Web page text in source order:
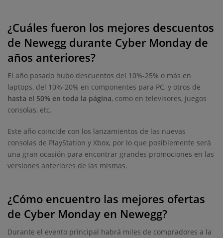
¿Cuáles fueron los mejores descuentos
de Newegg durante Cyber Monday de
años anteriores?
El año pasado hubo descuentos del 10%-25% o más en
laptops, del 10%-20% en componentes para PC, y otros de
hasta el 50% en toda la página, como en televisores, juegos
consolas, etc.
Este año coincide con los lanzamientos de las nuevas
consolas de PlayStation y Xbox, por lo que posiblemente será
una gran ocasión para encontrar grandes promociones en las
versiones anteriores de las mismas.
¿Cómo encuentro las mejores ofertas
de Cyber Monday en Newegg?
Durante el evento principal habrá miles de compradores a la